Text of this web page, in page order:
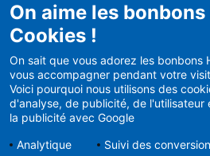
Newsletter
HARIBO
Recevez en avant-première nos
bons plans et actualités
On aime les bonbons
Cookies !
On sait que vous adorez les bonbons
vous accompagner pendant votre
Voici pourquoi nous utilisons des
d'analyse, de publicité, de l'utilisateur
la publicité avec Google
Analytique
Suivi des